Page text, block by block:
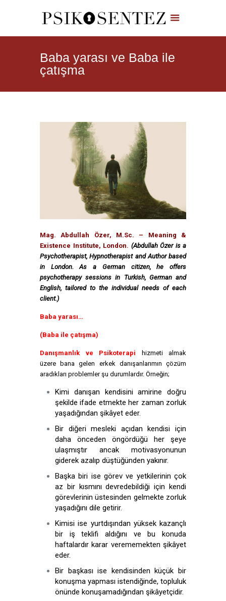
Baba yarası ve Baba ile
çatışma
Mag. Abdullah Özer, M.Sc. – Meaning &
Existence Institute, London. (Abdullah Özer is a
Psychotherapist, Hypnotherapist and Author based
in London. As a German citizen, he offers
psychotherapy sessions in Turkish, German and
English, tailored to the individual needs of each
client.)
Baba yarası…
(Baba ile çatışma)
Danışmanlık ve Psikoterapi hizmeti almak
üzere bana gelen erkek danışanlarımın çözüm
aradıkları problemler şu durumlardır. Örneğin;
Kimi danışan kendisini amirine doğru
şekilde ifade etmekte her zaman zorluk
yaşadığından şikâyet eder.
Bir diğeri mesleki açıdan kendisi için
daha önceden öngördüğü her şeye
ulaşmıştır ancak motivasyonunun
giderek azalıp düştüğünden yakınır.
Başka biri ise görev ve yetkilerinin çok
az bir kısmını devredebildiği için kendi
görevlerinin üstesinden gelmekte zorluk
yaşadığını dile getirir.
Kimisi ise yurtdışından yüksek kazançlı
bir iş teklifi aldığını ve bu konuda
haftalardır karar verememekten şikâyet
eder.
Bir başkası ise kendisinden küçük bir
konuşma yapması istendiğinde, topluluk
önünde konuşamadığından şikâyetçidir.